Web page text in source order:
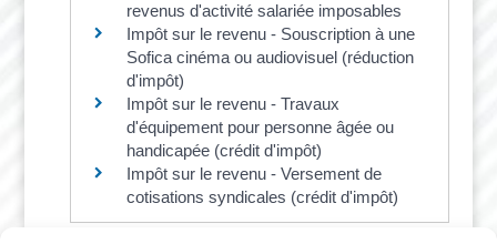
revenus d'activité salariée imposables
Impôt sur le revenu - Souscription à une
Sofica cinéma ou audiovisuel (réduction
d'impôt)
Impôt sur le revenu - Travaux
d'équipement pour personne âgée ou
handicapée (crédit d'impôt)
Impôt sur le revenu - Versement de
cotisations syndicales (crédit d'impôt)